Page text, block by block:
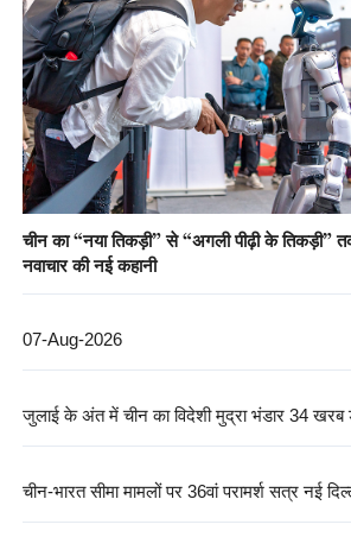
चीन का “नया तिकड़ी” से “अगली पीढ़ी के तिकड़ी”
नवाचार की नई कहानी
07-Aug-2026
जुलाई के अंत में चीन का विदेशी मुद्रा भंडार 34 खरब
चीन-भारत सीमा मामलों पर 36वां परामर्श सत्र नई